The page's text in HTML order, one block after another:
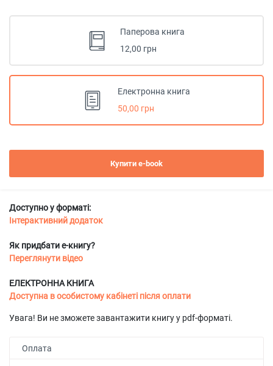
Паперова книга
12,00 грн
Електронна книга
50,00 грн
Купити e-book
Доступно у форматі:
Інтерактивний додаток
Як придбати е-книгу?
Переглянути відео
ЕЛЕКТРОННА КНИГА
Доступна в особистому кабінеті після оплати
Увага! Ви не зможете завантажити книгу у pdf-форматі.
Оплата